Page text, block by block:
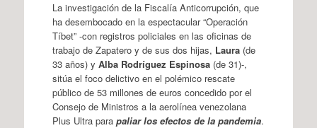
La investigación de la Fiscalía Anticorrupción, que
ha desembocado en la espectacular “Operación
Tíbet” -con registros policiales en las oficinas de
trabajo de Zapatero y de sus dos hijas, Laura(de
33 años) y Alba Rodríguez Espinosa(de 31)-,
sitúa el foco delictivo en el polémico rescate
público de 53 millones de euros concedido por el
Consejo de Ministros a la aerolínea venezolana
Plus Ultra para paliar los efectos de la pandemia.